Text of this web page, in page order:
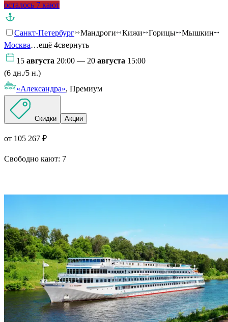
осталось 7 кают
Санкт-Петербург Мандроги Кижи Горицы
Мышкин
Москва…ещё 4свернуть
15 августа 20:00 — 20 августа 15:00
(6 дн./5 н.)
«Александра», Премиум
Скидки Акции
от 105 267 ₽
Свободно кают: 7